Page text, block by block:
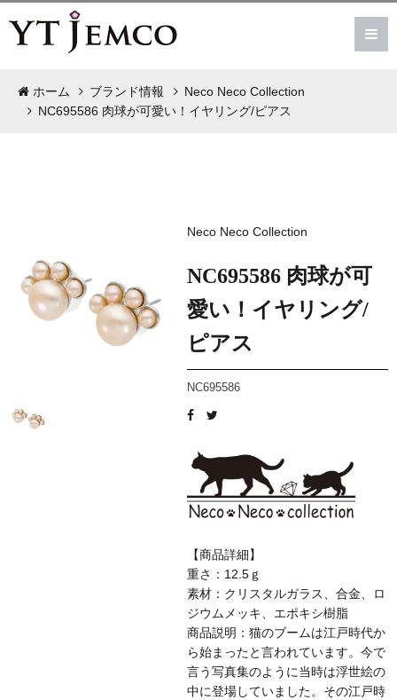
ホーム ブランド情報
Neco Neco Collection
NC695586 肉球が可愛い！イヤリング/ピアス
Neco Neco Collection
NC695586 肉球が可
愛い！イヤリング/
ピアス
NC695586
【商品詳細】
重さ：12.5ｇ
素材：クリスタルガラス、合金、ロ
ジウムメッキ、エポキシ樹脂
商品説明：猫のブームは江戸時代か
ら始まったと言われています。今で
言う写真集のように当時は浮世絵の
中に登場していました。その江戸時